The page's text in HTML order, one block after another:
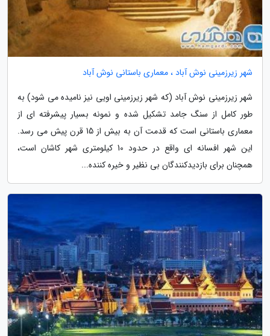
شهر زیرزمینی نوش آباد ، معماری باستانی نوش آباد
شهر زیرزمینی نوش آباد (که شهر زیرزمینی اویی نیز نامیده می شود) به
طور کامل از سنگ جامد تشکیل شده و نمونه بسیار پیشرفته ای از
معماری باستانی است که قدمت آن به بیش از 15 قرن پیش می رسد.
این شهر افسانه ای واقع در حدود 10 کیلومتری شهر کاشان است،
همچنان برای بازدیدکنندگان بی نظیر و خیره کننده...